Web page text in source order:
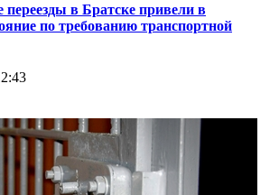
в Братске привели в
по требованию транспортной